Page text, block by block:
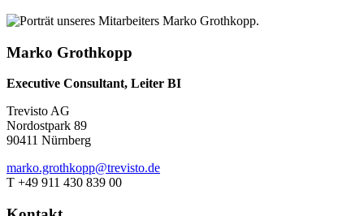
Marko Grothkopp
Executive Consultant, Leiter BI
Trevisto AG
Nordostpark 89
90411 Nürnberg
marko.grothkopp@trevisto.de
T +49 911 430 839 00